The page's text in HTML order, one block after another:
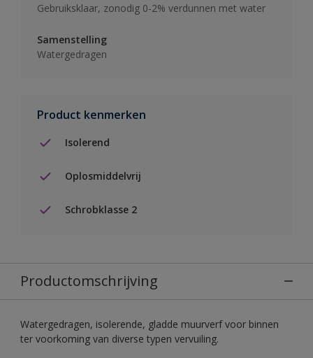
Gebruiksklaar, zonodig 0-2% verdunnen met water
Samenstelling
Watergedragen
Product kenmerken
Isolerend
Oplosmiddelvrij
Schrobklasse 2
Productomschrijving
Watergedragen, isolerende, gladde muurverf voor binnen
ter voorkoming van diverse typen vervuiling.